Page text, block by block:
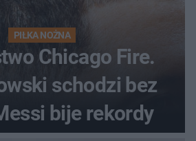
PIŁKA NOŻNA
Chicago Fire.
schodzi bez
bije rekordy